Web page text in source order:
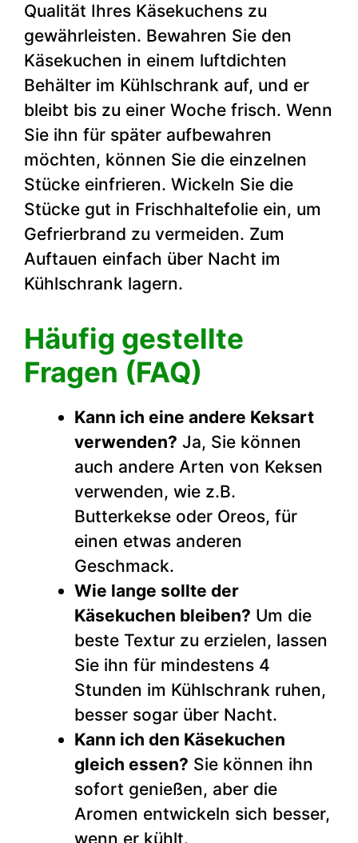
Qualität Ihres Käsekuchens zu
gewährleisten. Bewahren Sie den
Käsekuchen in einem luftdichten
Behälter im Kühlschrank auf, und er
bleibt bis zu einer Woche frisch. Wenn
Sie ihn für später aufbewahren
möchten, können Sie die einzelnen
Stücke einfrieren. Wickeln Sie die
Stücke gut in Frischhaltefolie ein, um
Gefrierbrand zu vermeiden. Zum
Auftauen einfach über Nacht im
Kühlschrank lagern.
Häufig gestellte
Fragen (FAQ)
Kann ich eine andere Keksart
verwenden? Ja, Sie können
auch andere Arten von Keksen
verwenden, wie z.B.
Butterkekse oder Oreos, für
einen etwas anderen
Geschmack.
Wie lange sollte der
Käsekuchen bleiben? Um die
beste Textur zu erzielen, lassen
Sie ihn für mindestens 4
Stunden im Kühlschrank ruhen,
besser sogar über Nacht.
Kann ich den Käsekuchen
gleich essen? Sie können ihn
sofort genießen, aber die
Aromen entwickeln sich besser,
wenn er kühlt.